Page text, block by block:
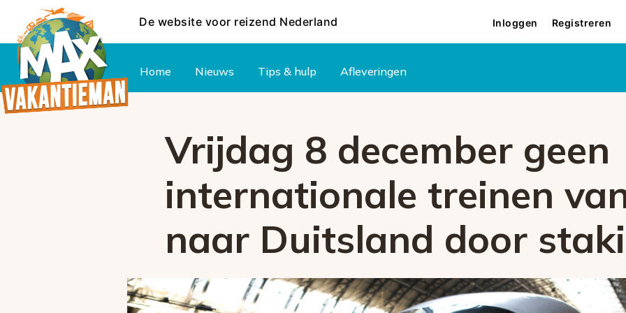
De website voor reizend Nederland Inloggen Registreren
Home Nieuws Tips & hulp Afleveringen
Vrijdag 8 december geen
internationale treinen
naar Duitsland door